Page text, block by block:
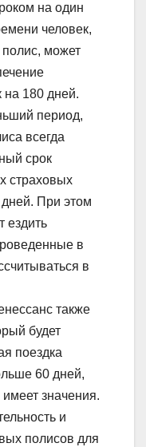
на один
человек,
может
на 180 дней.
период,
всегда
срок
страховых
дней. При этом
ездить
в
в
также
будет
поездка
60 дней,
значения.
и
полисов для